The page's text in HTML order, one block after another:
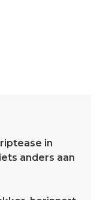
in
anders aan